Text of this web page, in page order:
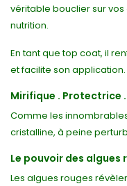
véritable bouclier sur
nutrition.
En tant que top coat, il
et facilite son application.
Mirifique . Protectrice .
Comme les
cristalline, à peine
Le pouvoir des algues
Les algues rouges